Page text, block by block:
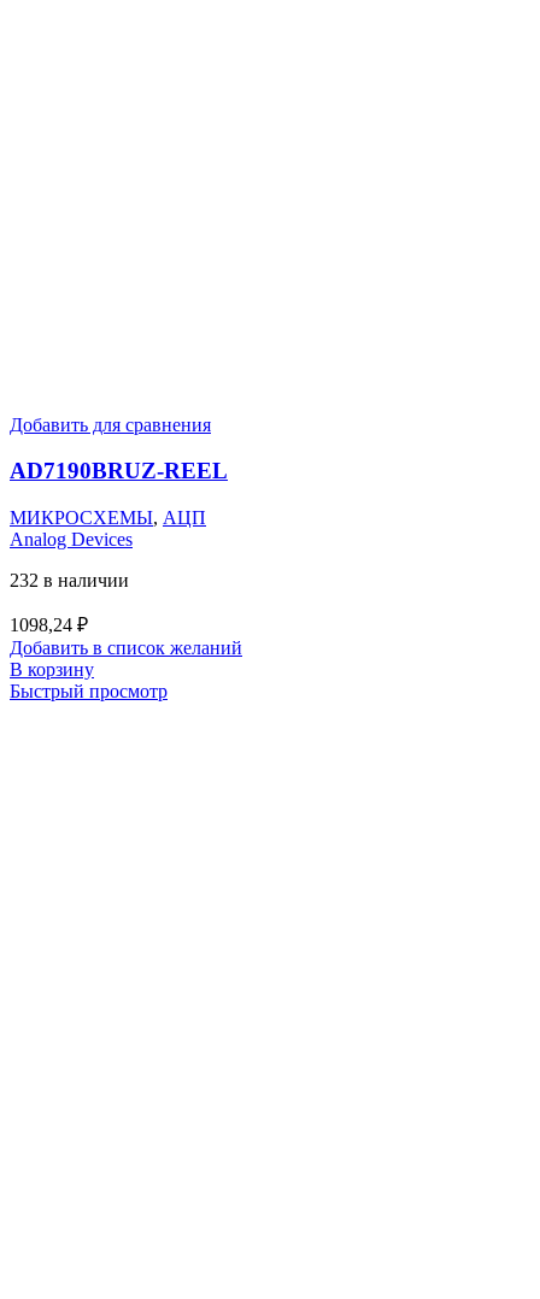
Добавить для сравнения
AD7190BRUZ-REEL
МИКРОСХЕМЫ, АЦП
Analog Devices
232 в наличии
1098,24 ₽
Добавить в список желаний
В корзину
Быстрый просмотр